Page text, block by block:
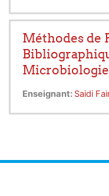
Méthodes de
Enseignant: Saidi